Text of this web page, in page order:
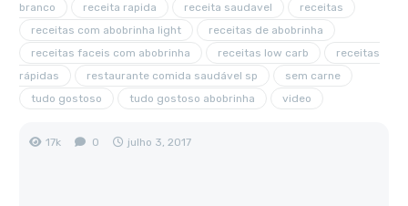
branco
receita rapida receita saudavel
receitas
receitas com abobrinha light
receitas de abobrinha
receitas faceis com abobrinha
receitas low carb
receitas
rápidas
restaurante comida saudável sp
sem carne
tudo gostoso
tudo gostoso abobrinha video
17k 0 julho 3, 2017